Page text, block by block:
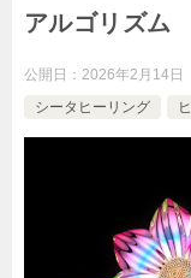
アルゴリズム
公開日： 2026年2月14日
シータヒーリング